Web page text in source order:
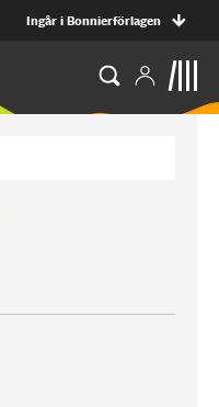
Ingår i Bonnierförlagen